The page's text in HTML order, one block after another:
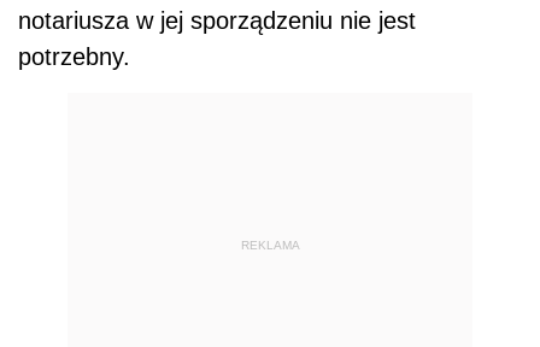
notariusza w jej sporządzeniu nie jest
potrzebny.
REKLAMA